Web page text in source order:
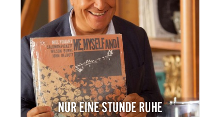
NUR EINE STUNDE RUHE